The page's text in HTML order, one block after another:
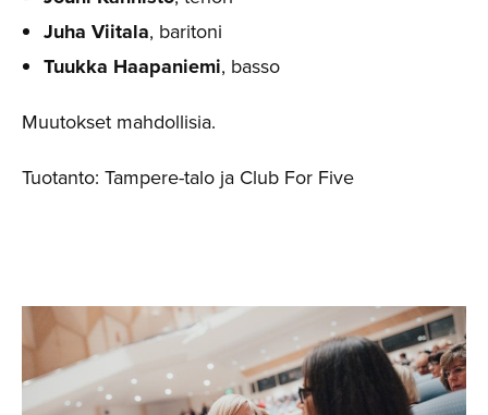
Juha Viitala, baritoni
Tuukka Haapaniemi, basso
Muutokset mahdollisia.
Tuotanto: Tampere-talo ja Club For Five